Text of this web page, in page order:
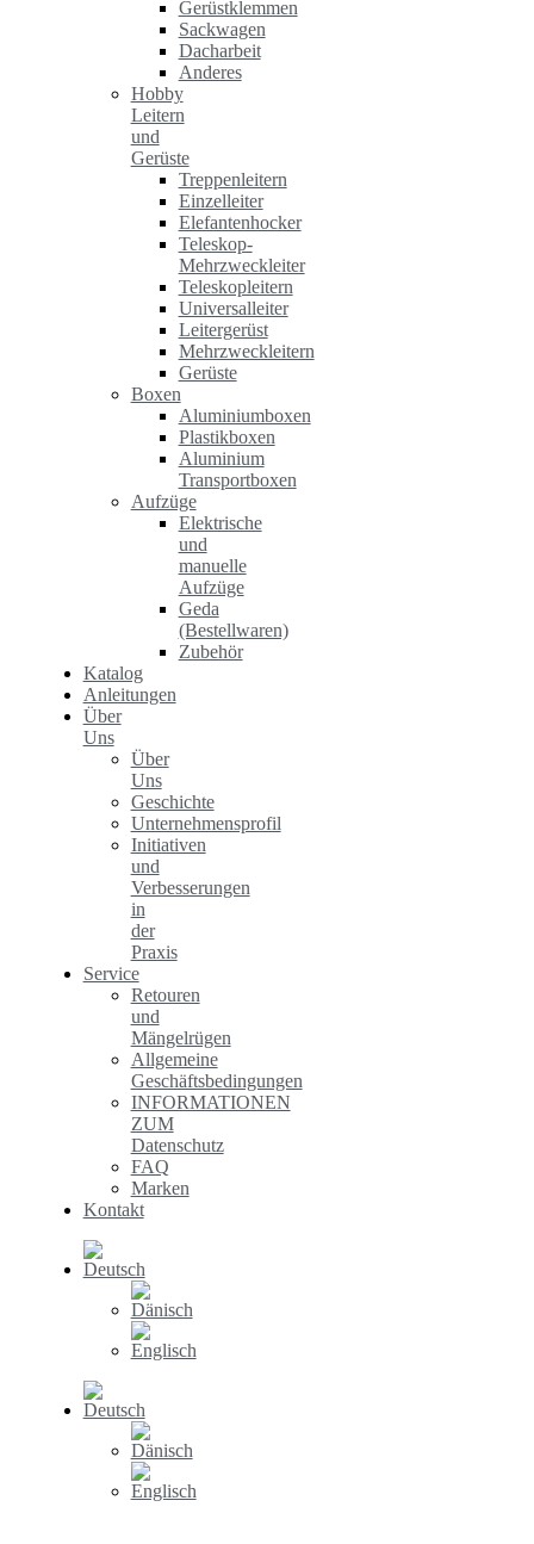
Gerüstklemmen
Sackwagen
Dacharbeit
Anderes
Hobby
Leitern
und
Gerüste
Treppenleitern
Einzelleiter
Elefantenhocker
Teleskop-
Mehrzweckleiter
Teleskopleitern
Universalleiter
Leitergerüst
Mehrzweckleitern
Gerüste
Boxen
Aluminiumboxen
Plastikboxen
Aluminium
Transportboxen
Aufzüge
Elektrische
und
manuelle
Aufzüge
Geda
(Bestellwaren)
Zubehör
Katalog
Anleitungen
Über
Uns
Über
Uns
Geschichte
Unternehmensprofil
Initiativen
und
Verbesserungen
in
der
Praxis
Service
Retouren
und
Mängelrügen
Allgemeine
Geschäftsbedingungen
INFORMATIONEN
ZUM
Datenschutz
FAQ
Marken
Kontakt